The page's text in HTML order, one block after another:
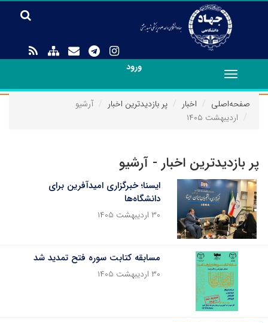
ورود
Toggle
navigation
صفحه‌اصلی
اخبار پر بازدیدترین اخبار
آرشیو
اردیبهشت ۱۴۰۵
پر بازدیدترین اخبار - آرشیو
ایسنا؛ خبرگزاری امیدآفرین برای
دانشگاه‌ها
۳۰ اردیبهشت ۱۴۰۵
مسابقه کتابت سوره فتح تمدید شد
۳۰ اردیبهشت ۱۴۰۵